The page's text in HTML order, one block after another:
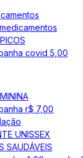
covid 5,00
r$ 7,00
UNISSEX
SAUDÁVEIS